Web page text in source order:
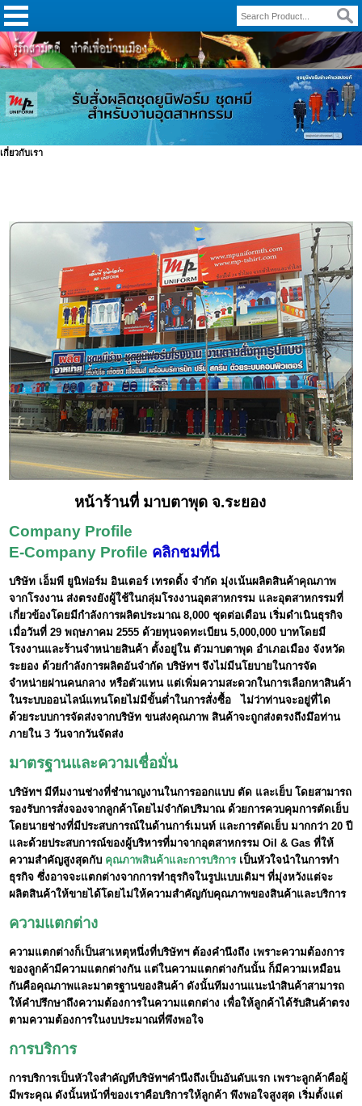
เกี่ยวกับเรา
หน้าร้านที่ มาบตาพุด จ.ระยอง
Company Profile
E-Company Profile คลิกชมที่นี่
บริษัท เอ็มพี ยูนิฟอร์ม อินเตอร์ เทรดดิ้ง จำกัด มุ่งเน้นผลิตสินค้าคุณภาพ
จากโรงงาน ส่งตรงยังผู้ใช้ในกลุ่มโรงงานอุตสาหกรรม และอุตสาหกรรมที่
เกี่ยวข้องโดยมีกำลังการผลิตประมาณ 8,000 ชุดต่อเดือน เริ่มดำเนินธุรกิจ
เมื่อวันที่ 29 พฤษภาคม 2555 ด้วยทุนจดทะเบียน 5,000,000 บาทโดยมี
โรงงานและร้านจำหน่ายสินค้า ตั้งอยู่ใน ตัวมาบตาพุด อำเภอเมือง จังหวัด
ระยอง ด้วยกำลังการผลิตอันจำกัด บริษัทฯ จึงไม่มีนโยบายในการจัด
จำหน่ายผ่านคนกลาง หรือตัวแทน แต่เพิ่มความสะดวกในการเลือกหาสินค้า
ในระบบออนไลน์แทนโดยไม่มีขั้นต่ำในการสั่งซื้อ ไม่ว่าท่านจะอยู่ที่ได
ด้วยระบบการจัดส่งจากบริษัท ขนส่งคุณภาพ สินค้าจะถูกส่งตรงถึงมึอท่าน
ภายใน 3 วันจากวันจัดส่ง
มาตรฐานและความเชื่อมั่น
บริษัทฯ มีทีมงานช่างที่ชำนาญงานในการออกแบบ ตัด และเย็บ โดยสามารถ
รองรับการสั่งจองจากลูกค้าโดยไม่จำกัดปริมาณ ด้วยการควบคุมการตัดเย็บ
โดยนายช่างที่มีประสบการณ์ในด้านการ์เมนท์ และการตัดเย็บ มากกว่า 20 ปี
และด้วยประสบการณ์ของผู้บริหารที่มาจากอุตสาหกรรม Oil & Gas ที่ให้
ความสำคัญสูงสุดกับ คุณภาพสินค้าและการบริการ เป็นหัวใจนำในการทำ
ธุรกิจ ซึ่งอาจจะแตกต่างจากการทำธุรกิจในรูปแบบเดิมฯ ที่มุ่งหวังแต่จะ
ผลิตสินค้าให้ขายได้โดยไม่ให้ความสำคัญกับคุณภาพของสินค้าและบริการ
ความแตกต่าง
ความแตกต่างก็เป็นสาเหตุหนึ่งที่บริษัทฯ ต้องคำนึงถึง เพราะความต้องการ
ของลูกค้ามีความแตกต่างกัน แต่ในความแตกต่างกันนั้น ก็มีความเหมือน
กันคือคุณภาพและมาตรฐานของสินค้า ดังนั้นทีมงานแนะนำสินค้าสามารถ
ให้คำปรึกษาถึงความต้องการในความแตกต่าง เพื่อให้ลูกค้าได้รับสินค้าตรง
ตามความต้องการในงบประมาณที่พึงพอใจ
การบริการ
การบริการเป็นหัวใจสำคัญทีบริษัทฯคำนึงถึงเป็นอันดับแรก เพราะลูกค้าคือผู้
มีพระคุณ ดังนั้นหน้าที่ของเราคือบริการให้ลูกค้า พึงพอใจสูงสุด เริ่มตั้งแต่